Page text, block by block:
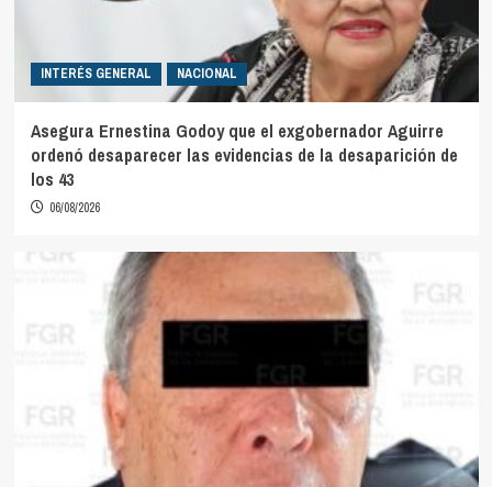
INTERÉS GENERAL NACIONAL
Asegura Ernestina Godoy que el exgobernador Aguirre
ordenó desaparecer las evidencias de la desaparición de
los 43
06/08/2026